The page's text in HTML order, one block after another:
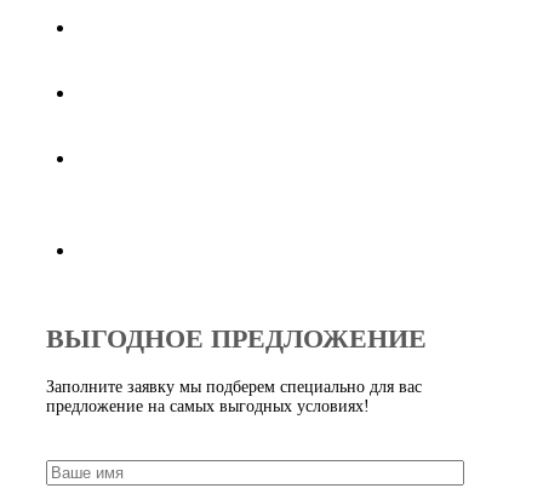
ВЫГОДНОЕ ПРЕДЛОЖЕНИЕ
Заполните заявку мы подберем специально для вас
предложение на самых выгодных условиях!